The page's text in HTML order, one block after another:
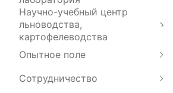
Научно-учебный центр
льноводства,
картофелеводства
Опытное поле
Сотрудничество